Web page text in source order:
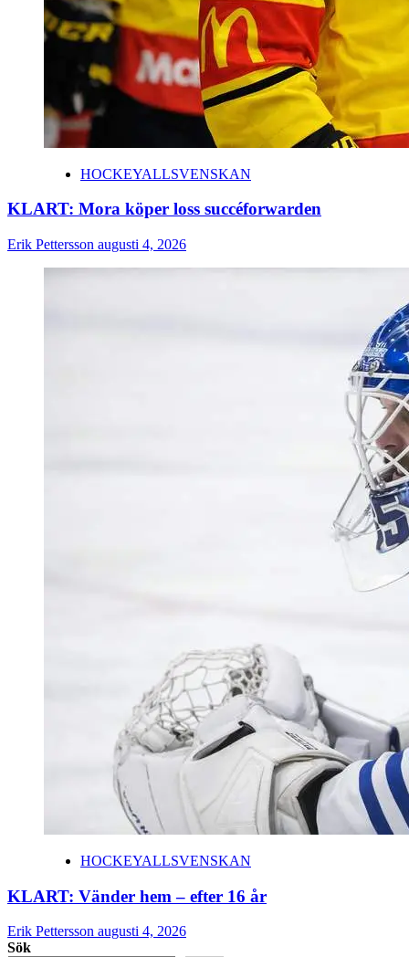
HOCKEYALLSVENSKAN
KLART: Mora köper loss succéforwarden
Erik Pettersson augusti 4, 2026
HOCKEYALLSVENSKAN
KLART: Vänder hem – efter 16 år
Erik Pettersson augusti 4, 2026
Sök